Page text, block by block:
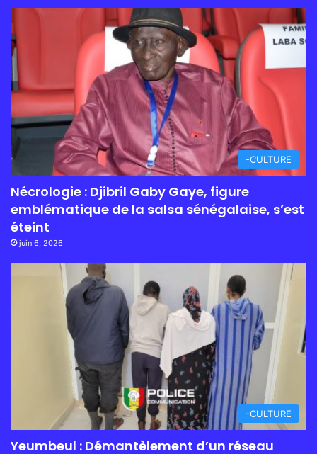
-CULTURE
Nécrologie : Djibril Gaby Gaye, figure
emblématique de la salsa sénégalaise, s’est
éteint
juin 6, 2026
-CULTURE
Yeumbeul : Démantèlement d’un réseau